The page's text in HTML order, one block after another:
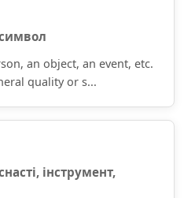
an object, an event, etc.
quality or s...
інструмент,